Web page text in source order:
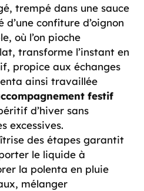
trempé dans une sauce
confiture d’oignon
où l’on pioche
transforme l’instant en
propice aux échanges
ainsi travaillée
festif
d’hiver sans
excessives.
des étapes garantit
le liquide à
la polenta en pluie
mélanger